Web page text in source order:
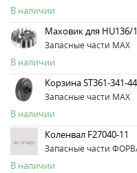
В наличии
Маховик для HU136/
Запасные части MAX
В наличии
Корзина ST361-341-
Запасные части MAX
В наличии
Коленвал F27040-11
Запасные части
В наличии